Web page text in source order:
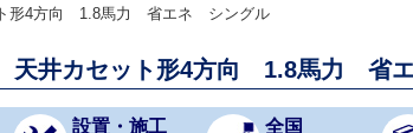
ト形4方向 1.8馬力 省エネ シングル
天井カセット形4方向 1.8馬力 省
設置・施工
全国